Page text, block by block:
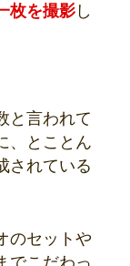
枚を撮影 し
と言われて
、とことん
されている
のセットや
でこだわっ